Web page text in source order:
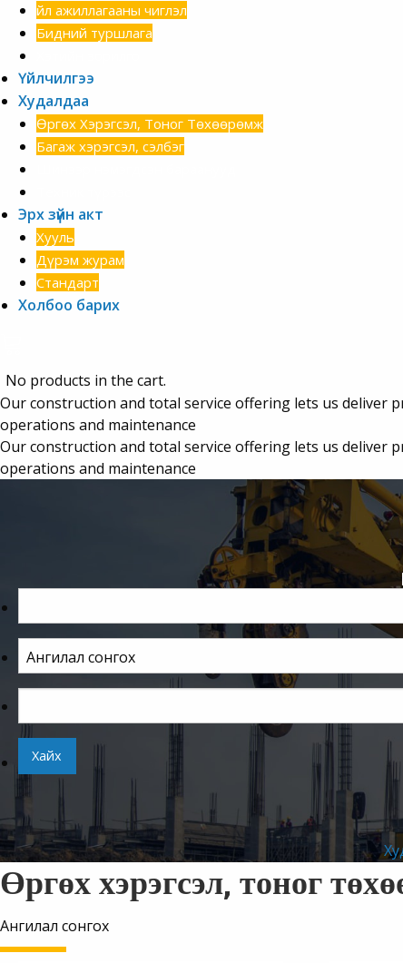
Үйл ажиллагааны чиглэл
Бидний туршлага
Үйлчилгээ
Худалдаа
Өргөх Хэрэгсэл, Тоног Төхөөрөмж
Багаж хэрэгсэл, сэлбэг
Эрх зүйн акт
Хууль
Дүрэм журам
Стандарт
Холбоо барих
No products in the cart.
Our construction and total service offering lets us deliver projects in their entirety. We can lead projects all the way from the initial concept phase to long-term asset management,
operations and maintenance
Our construction and total service offering lets us deliver projects in their entirety. We can lead projects all the way from the initial concept phase to long-term asset management,
operations and maintenance
Өргөх хэрэгсэл, тоног
Ангилал сонгох